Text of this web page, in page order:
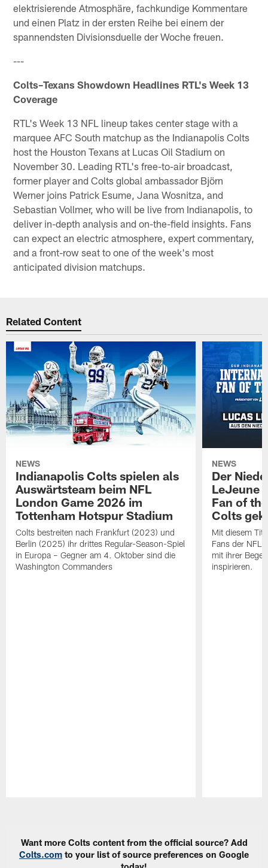
elektrisierende Atmosphäre, fachkundige Kommentare
und einen Platz in der ersten Reihe bei einem der
spannendsten Divisionsduelle der Woche freuen.
---
Colts–Texans Showdown Headlines RTL's Week 13
Coverage
RTL's Week 13 NFL lineup takes center stage with a
marquee AFC South matchup as the Indianapolis Colts
host the Houston Texans at Lucas Oil Stadium on
November 30. Leading RTL's free-to-air broadcast,
former player and Colts global ambassador Björn
Werner joins Patrick Esume, Jana Wosnitza, and
Sebastian Vollmer, who will be live from Indianapolis, to
deliver in-depth analysis and on-the-field insights. Fans
can expect an electric atmosphere, expert commentary,
and a front-row seat to one of the week's most
anticipated division matchups.
Related Content
NEWS
Indianapolis Colts spielen als
Auswärtsteam beim NFL
London Game 2026 im
Tottenham Hotspur Stadium
Colts bestreiten nach Frankfurt (2023) und
Berlin (2025) ihr drittes Regular-Season-Spiel
in Europa – Gegner am 4. Oktober sind die
Washington Commanders
NEWS
Der
LeJeune
Fan of
Colts
Mit diesem
Fans der NFL
mit ihrer
inspirieren.
Want more Colts content from the official source? Add
Colts.com to your list of source preferences on Google